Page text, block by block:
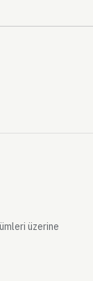
üzerine